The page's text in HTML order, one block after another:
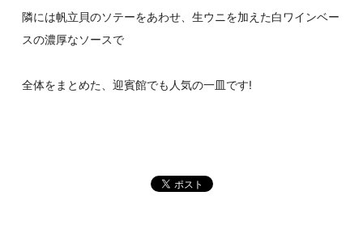
隣には帆立貝のソテーをあわせ、生ウニを加えた白ワインベー
スの濃厚なソースで
全体をまとめた、迎賓館でも人気の一皿です!